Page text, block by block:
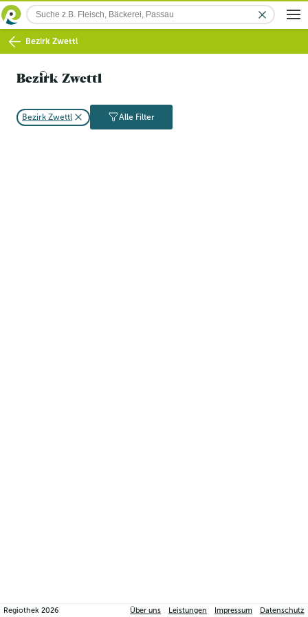
Bezirk Zwettl
Bezirk Zwettl
Bezirk Zwettl Alle Filter
Regiothek2026 Über uns Leistungen Impressum Datenschutz